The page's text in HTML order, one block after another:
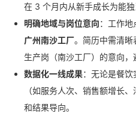
在 3 个月内从新手成长为能独
明确地域与岗位意向：工作地
广州南沙工厂。简历中需清晰
生产岗（南沙工厂）的意向，
数据化一线成果：无论是餐
（如服务人次、销售额增长
和结果导向。